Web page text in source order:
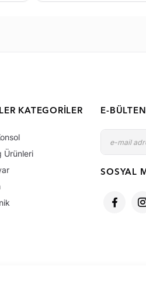
KATEGORILER
Ürünleri
E-
SOSYAL